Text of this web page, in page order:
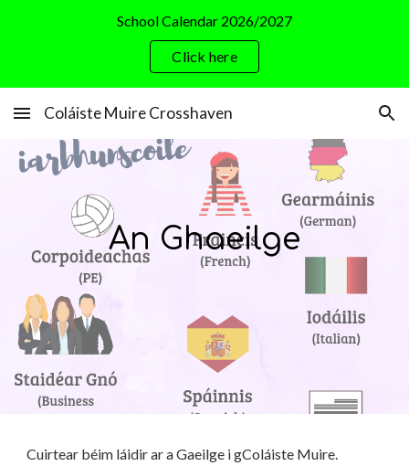
School Calendar 2026/2027
Click here
Coláiste Muire Crosshaven
An Ghaeilge
Cuirtear béim láidir ar a Gaeilge i gColáiste Muire.